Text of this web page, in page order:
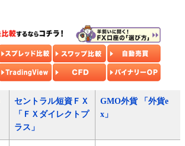
セントラル短資ＦＸ
「ＦＸダイレクトプ
ラス」
GMO外貨 「外貨e
x」